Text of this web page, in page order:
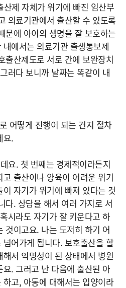
제 자체가 위기에 빠진 임산부
의료기관에서 출산할 수 있도록
문에 아이의 생명을 잘 보호하는
에서는 의료기관 출생통보제
출산제도로 서로 간에 보완장치
러다 보니까 날짜는 똑같이 내
어떻게 진행이 되는 건지 절차
요.
요. 첫 번째는 경제적이라든지
출산이나 양육이 어려운 위기
자기가 위기에 빠져 있다는 것
다. 상담을 해서 여러 가지로 서
시라도 자기가 잘 키운다고 하
것이고요. 나는 도저히 하기 어
어가게 됩니다. 보호출산을 할
서 익명성이 된 상태에서 병원
. 그러고 난 다음에 출산된 아
고, 아동에 대해서는 입양이라